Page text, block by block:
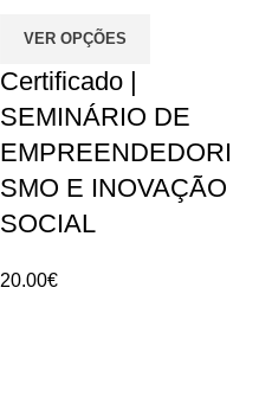
VER OPÇÕES
Certificado |
SEMINÁRIO DE
EMPREENDEDORI
SMO E INOVAÇÃO
SOCIAL
20.00€